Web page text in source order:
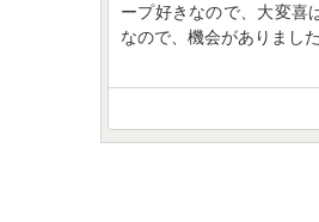
ープ好きなので、大変喜
なので、機会がありました